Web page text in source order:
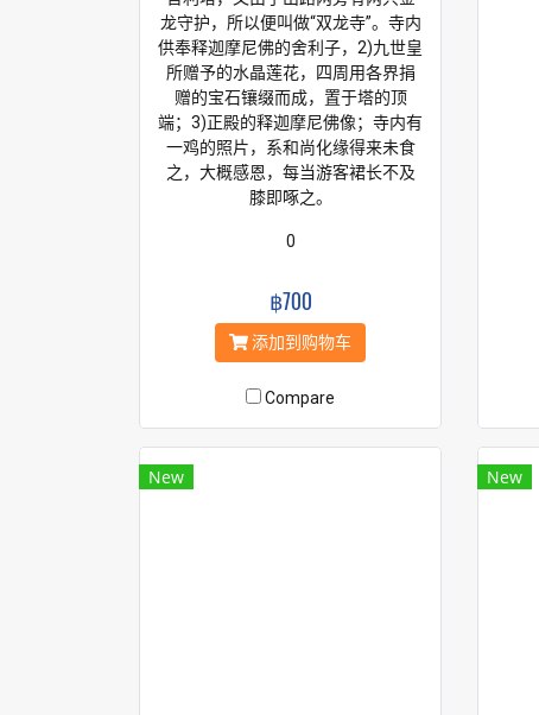
龙守护，所以便叫做“双龙寺”。寺内
供奉释迦摩尼佛的舍利子，2)九世皇
所赠予的水晶莲花，四周用各界捐
赠的宝石镶缀而成，置于塔的顶
端；3)正殿的释迦摩尼佛像；寺内有
一鸡的照片，系和尚化缘得来未食
之，大概感恩，每当游客裙长不及
膝即啄之。
0
฿700
添加到购物车
Compare
New New